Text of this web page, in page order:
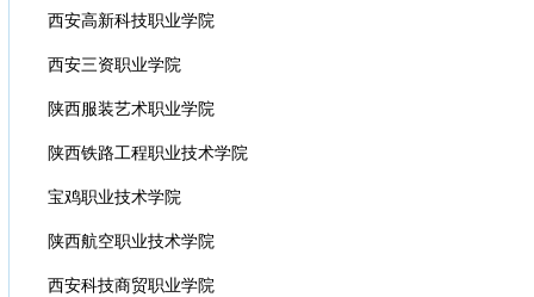
西安高新科技职业学院
西安三资职业学院
陕西服装艺术职业学院
陕西铁路工程职业技术学院
宝鸡职业技术学院
陕西航空职业技术学院
西安科技商贸职业学院